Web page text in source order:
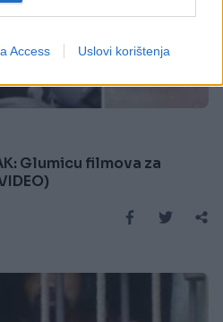
Access Uslovi korištenja
Glumicu filmova za